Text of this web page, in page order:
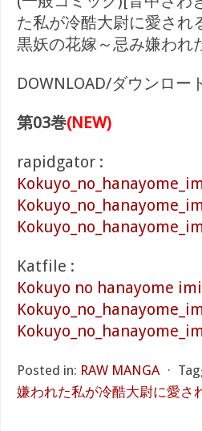
た私が冷酷大尉に愛され
黒妖の花嫁～忌み嫌われ
DOWNLOAD/ダウンロー
第03巻(NEW)
rapidgator :
Katfile :
Kokuyo no hanayome
Posted in: RAW MANGA ⋅
嫌われた私が冷酷大尉に愛さ